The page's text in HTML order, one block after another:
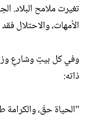
تغيرت ملامح البلاد.
الأمهات، والاحتلال
وفي كل بيتٍ وشارعٍ
ذاته:
"الحياة حقّ، والكرامة